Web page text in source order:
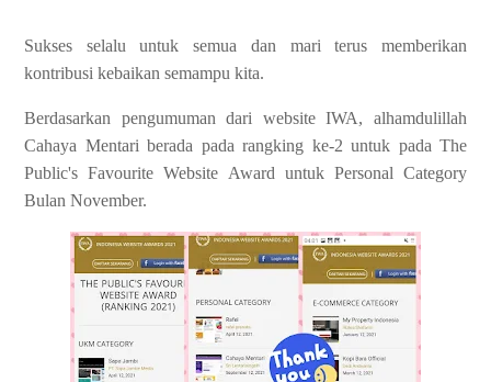
Sukses selalu untuk semua dan mari terus memberikan
kontribusi kebaikan semampu kita.
Berdasarkan pengumuman dari website IWA, alhamdulillah
Cahaya Mentari berada pada rangking ke-2 untuk pada The
Public's Favourite Website Award untuk Personal Category
Bulan November.